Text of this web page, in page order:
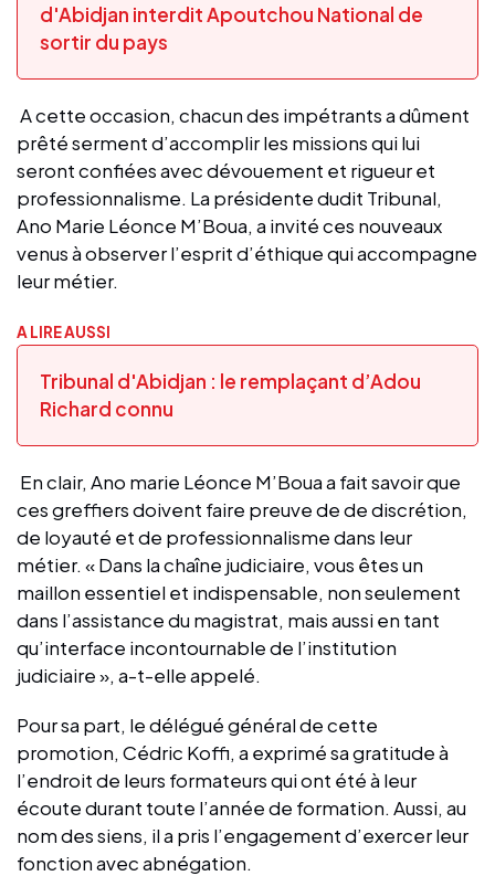
d'Abidjan interdit Apoutchou National de
sortir du pays
A cette occasion, chacun des impétrants a dûment
prêté serment d’accomplir les missions qui lui
seront confiées avec dévouement et rigueur et
professionnalisme. La présidente dudit Tribunal,
Ano Marie Léonce M’Boua, a invité ces nouveaux
venus à observer l’esprit d’éthique qui accompagne
leur métier.
A LIRE AUSSI
Tribunal d'Abidjan : le remplaçant d’Adou
Richard connu
En clair, Ano marie Léonce M’Boua a fait savoir que
ces greffiers doivent faire preuve de de discrétion,
de loyauté et de professionnalisme dans leur
métier. « Dans la chaîne judiciaire, vous êtes un
maillon essentiel et indispensable, non seulement
dans l’assistance du magistrat, mais aussi en tant
qu’interface incontournable de l’institution
judiciaire », a-t-elle appelé.
Pour sa part, le délégué général de cette
promotion, Cédric Koffi, a exprimé sa gratitude à
l’endroit de leurs formateurs qui ont été à leur
écoute durant toute l’année de formation. Aussi, au
nom des siens, il a pris l’engagement d’exercer leur
fonction avec abnégation.